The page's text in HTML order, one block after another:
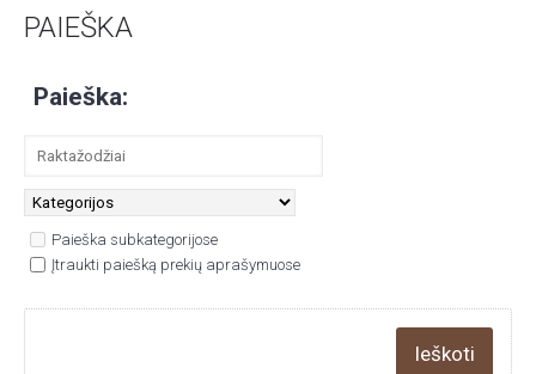
PAIEŠKA
Paieška:
Paieška subkategorijose
Įtraukti paiešką prekių aprašymuose